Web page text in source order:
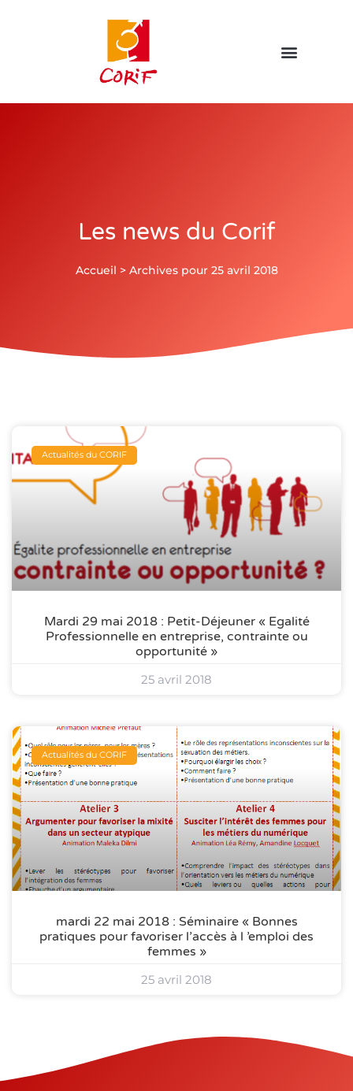
Les news du Corif
Accueil > Archives pour 25 avril 2018
Actualités du CORIF
Mardi 29 mai 2018 : Petit-Déjeuner « Egalité
Professionnelle en entreprise, contrainte ou
opportunité »
25 avril 2018
Actualités du CORIF
mardi 22 mai 2018 : Séminaire « Bonnes
pratiques pour favoriser l’accès à l ’emploi des
femmes »
25 avril 2018